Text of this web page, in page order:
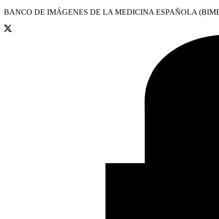
BANCO DE IMÁGENES DE LA MEDICINA ESPAÑOLA